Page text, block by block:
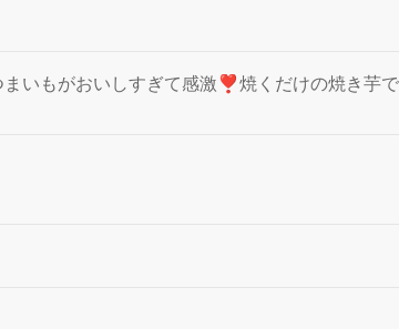
いもがおいしすぎて感激❣️焼くだけの焼き芋